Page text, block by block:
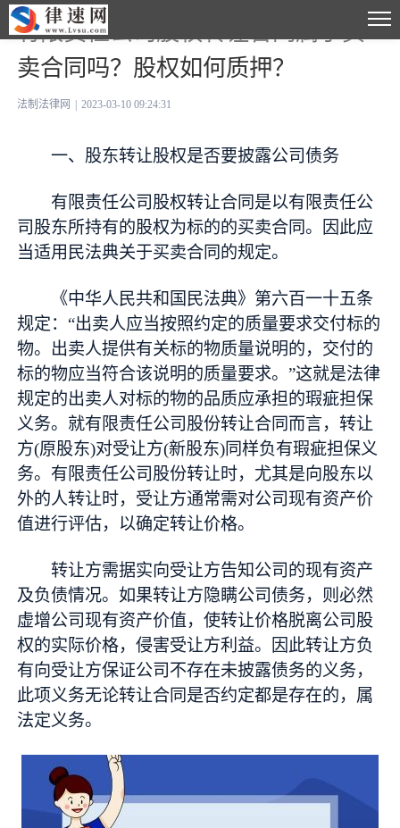
有限责任公司股权转让合同属于买
卖合同吗？股权如何质押？
法制法律网 2023-03-10 09:24:31
一、股东转让股权是否要披露公司债务
有限责任公司股权转让合同是以有限责任公
司股东所持有的股权为标的的买卖合同。因此应
当适用民法典关于买卖合同的规定。
《中华人民共和国民法典》第六百一十五条
规定：“出卖人应当按照约定的质量要求交付标的
物。出卖人提供有关标的物质量说明的，交付的
标的物应当符合该说明的质量要求。”这就是法律
规定的出卖人对标的物的品质应承担的瑕疵担保
义务。就有限责任公司股份转让合同而言，转让
方(原股东)对受让方(新股东)同样负有瑕疵担保义
务。有限责任公司股份转让时，尤其是向股东以
外的人转让时，受让方通常需对公司现有资产价
值进行评估，以确定转让价格。
转让方需据实向受让方告知公司的现有资产
及负债情况。如果转让方隐瞒公司债务，则必然
虚增公司现有资产价值，使转让价格脱离公司股
权的实际价格，侵害受让方利益。因此转让方负
有向受让方保证公司不存在未披露债务的义务，
此项义务无论转让合同是否约定都是存在的，属
法定义务。